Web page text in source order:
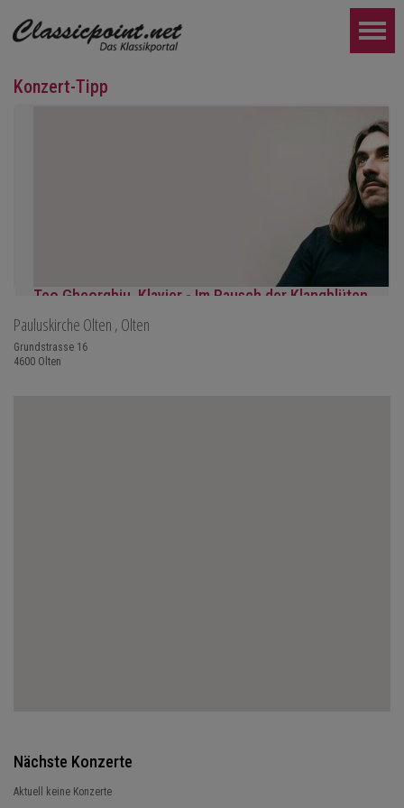
Konzert-Tipp
Teo Gheorghiu, Klavier - Im Rausch der Klangblüten
Klavierrezital
Samstag 29.08.2026, 17:30 im Hotel Restaurant Hammer
WEITER...
Pauluskirche Olten , Olten
Grundstrasse 16
4600 Olten
Nächste Konzerte
Aktuell keine Konzerte